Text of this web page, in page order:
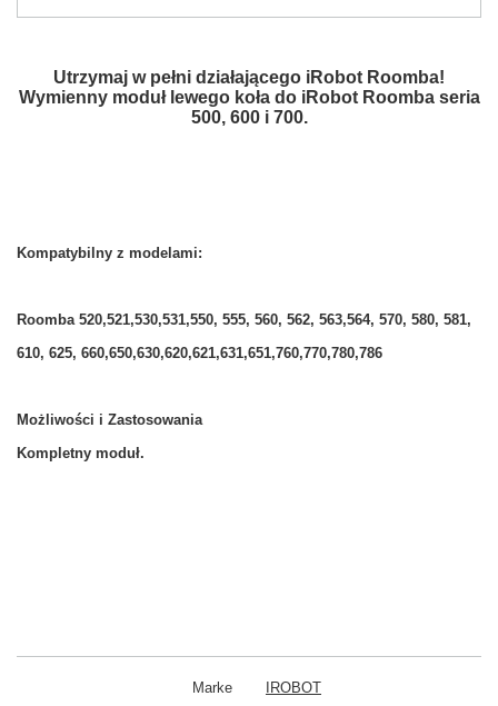
Utrzymaj w pełni działającego iRobot Roomba!
Wymienny moduł lewego koła do iRobot Roomba seria
500, 600 i 700.
Kompatybilny z modelami:
Roomba 520,521,530,531,550, 555, 560, 562, 563,564, 570, 580, 581,
610, 625, 660,650,630,620,621,631,651,760,770,780,786
Możliwości i Zastosowania
Kompletny moduł.
Marke IROBOT